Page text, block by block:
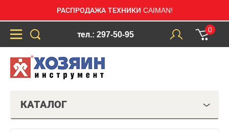
РАСПРОДАЖА ТЕХНИКИ CAIMAN!
тел.: 297-50-95
0
КАТАЛОГ